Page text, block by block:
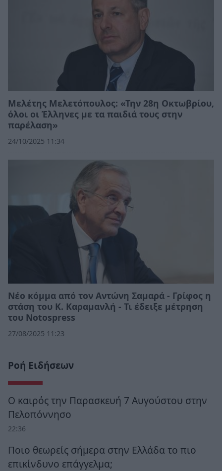
Μελέτης Μελετόπουλος: «Την 28η Οκτωβρίου,
όλοι οι Έλληνες με τα παιδιά τους στην
παρέλαση»
24/10/2025 11:34
Νέο κόμμα από τον Αντώνη Σαμαρά - Γρίφος η
στάση του Κ. Καραμανλή - Τι έδειξε μέτρηση
του Νotospress
27/08/2025 11:23
Ροή Ειδήσεων
Ο καιρός την Παρασκευή 7 Αυγούστου στην
Πελοπόννησο
22:36
Ποιο θεωρείς σήμερα στην Ελλάδα το πιο
επικίνδυνο επάγγελμα;